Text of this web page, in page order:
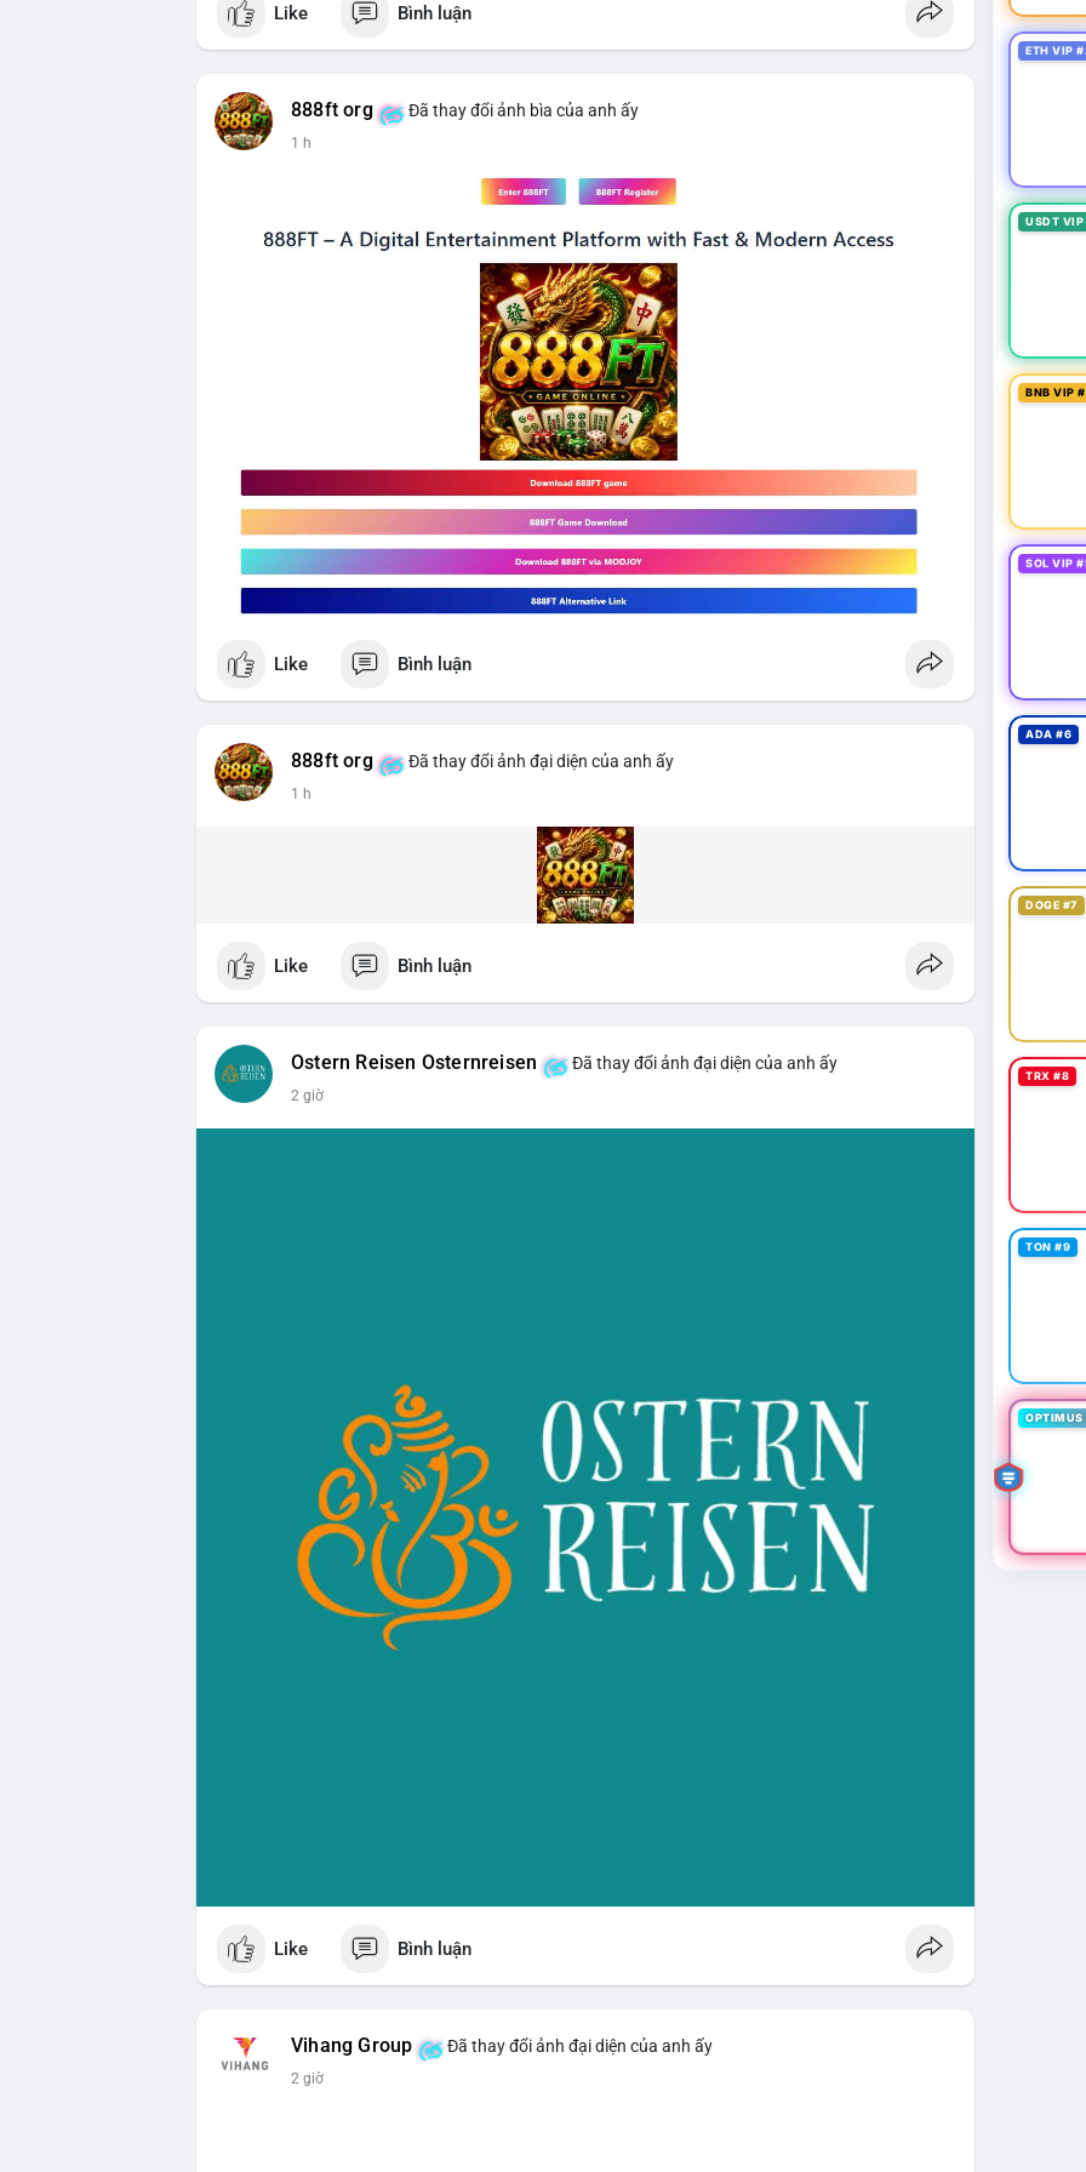
$btc
📰 Nguồn: CoinDesk
Like Bình luận
888ft org Đã thay đổi ảnh bìa của anh ấy
1 h
Like Bình luận
888ft org Đã thay đổi ảnh đại diện của anh ấy
1 h
Like Bình luận
Ostern Reisen Osternreisen Đã thay đổi ảnh đại diện của anh ấy
2 giờ
Like Bình luận
Vihang Group Đã thay đổi ảnh đại diện của anh ấy
2 giờ
ETH VIP
USDT
BNB VIP
SOL VIP
ADA #6
DOGE #7
TRX #8
TON #9
OPTIMUS